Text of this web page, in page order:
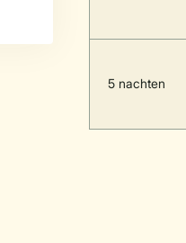
5 nachten